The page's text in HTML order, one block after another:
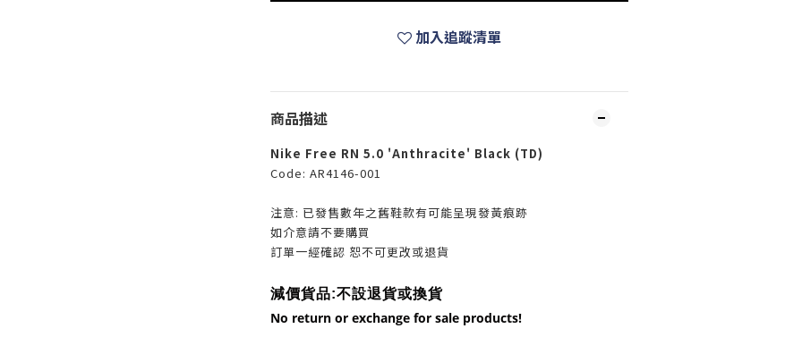
加入追蹤清單
商品描述
Nike Free RN 5.0 'Anthracite' Black (TD)
Code: AR4146-001
注意: 已發售數年之舊鞋款有可能呈現發黃痕跡
如介意請不要購買
訂單一經確認 恕不可更改或退貨
減價貨品:不設退貨或換貨
No return or exchange for sale products!